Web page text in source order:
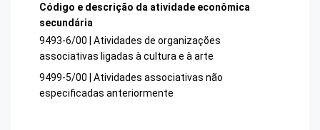
Código e descrição da atividade econômica
secundária
9493-6/00 | Atividades de organizações
associativas ligadas à cultura e à arte
9499-5/00 | Atividades associativas não
especificadas anteriormente